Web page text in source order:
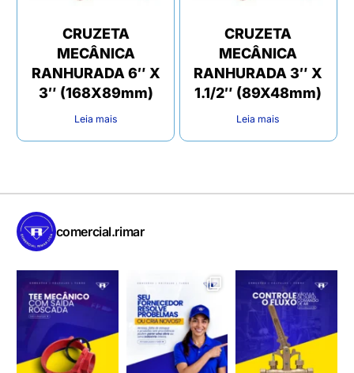
CRUZETA
MECÂNICA
RANHURADA 6″ X
3″ (168X89mm)
Leia mais
CRUZETA
MECÂNICA
RANHURADA 3″ X
1.1/2″ (89X48mm)
Leia mais
comercial.rimar